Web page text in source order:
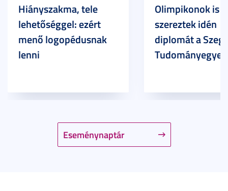
Eseménynaptár
Hiányszakma, tele
lehetőséggel: ezért
menő logopédusnak
lenni
Olimpikonok is
szereztek idén
diplomát a